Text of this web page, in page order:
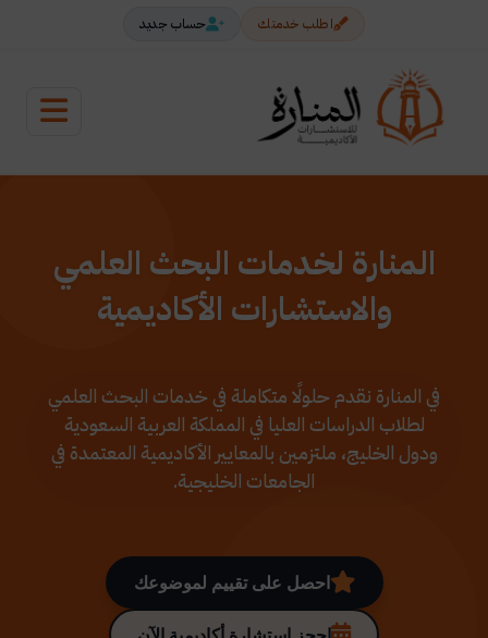
اطلب خدمتك حساب جديد
المنارة لخدمات البحث العلمي
والاستشارات الأكاديمية
في المنارة نقدم حلولًا متكاملة في خدمات البحث العلمي
لطلاب الدراسات العليا في المملكة العربية السعودية
ودول الخليج، ملتزمين بالمعايير الأكاديمية المعتمدة في
الجامعات الخليجية.
احصل على تقييم لموضوعك